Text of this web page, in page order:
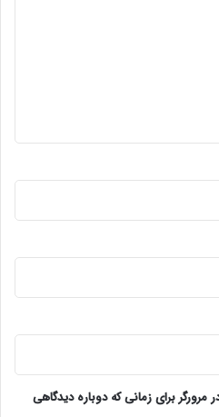
برای زمانی که دوباره دیدگاهی